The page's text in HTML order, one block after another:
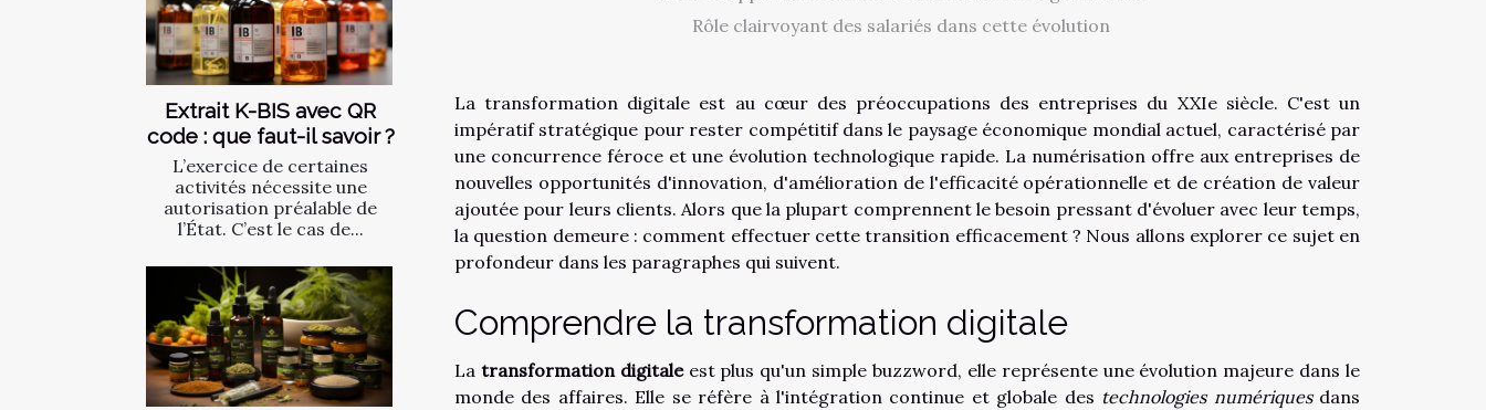
Extrait K-BIS avec QR
code : que faut-il savoir ?
L’exercice de certaines
activités nécessite une
autorisation préalable de
l’État. C’est le cas de...
Rôle clairvoyant des salariés dans cette évolution
La transformation digitale est au cœur des préoccupations des entreprises du XXIe siècle. C'est un
impératif stratégique pour rester compétitif dans le paysage économique mondial actuel, caractérisé par
une concurrence féroce et une évolution technologique rapide. La numérisation offre aux entreprises de
nouvelles opportunités d'innovation, d'amélioration de l'efficacité opérationnelle et de création de valeur
ajoutée pour leurs clients. Alors que la plupart comprennent le besoin pressant d'évoluer avec leur temps,
la question demeure : comment effectuer cette transition efficacement ? Nous allons explorer ce sujet en
profondeur dans les paragraphes qui suivent.
Comprendre la transformation digitale
La transformation digitaleest plus qu'un simple buzzword, elle représente une évolution majeure dans le
monde des affaires. Elle se réfère à l'intégration continue et globale des technologies numériquesdans